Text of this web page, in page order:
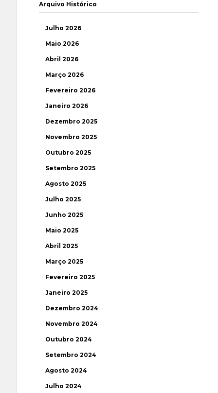
Arquivo Histórico
Julho 2026
Maio 2026
Abril 2026
Março 2026
Fevereiro 2026
Janeiro 2026
Dezembro 2025
Novembro 2025
Outubro 2025
Setembro 2025
Agosto 2025
Julho 2025
Junho 2025
Maio 2025
Abril 2025
Março 2025
Fevereiro 2025
Janeiro 2025
Dezembro 2024
Novembro 2024
Outubro 2024
Setembro 2024
Agosto 2024
Julho 2024